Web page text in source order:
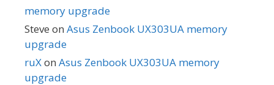
memory upgrade
Steve on Asus Zenbook UX303UA memory
upgrade
ruXon Asus Zenbook UX303UA memory
upgrade